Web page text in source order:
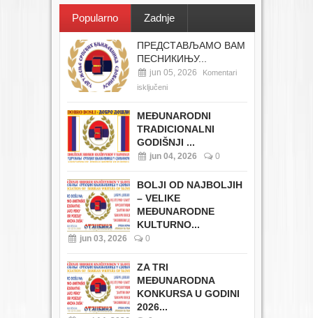
Popularno Zadnje
ПРЕДСТАВЉАМО ВАМ
ПЕСНИКИЊУ...
jun 05, 2026
Komentari
isključeni
MEĐUNARODNI
TRADICIONALNI
GODIŠNJI ...
jun 04, 2026 0
BOLJI OD NAJBOLJIH
– VELIKE
MEĐUNARODNE
KULTURNO...
jun 03, 2026 0
ZA TRI
MEĐUNARODNA
KONKURSA U GODINI
2026...